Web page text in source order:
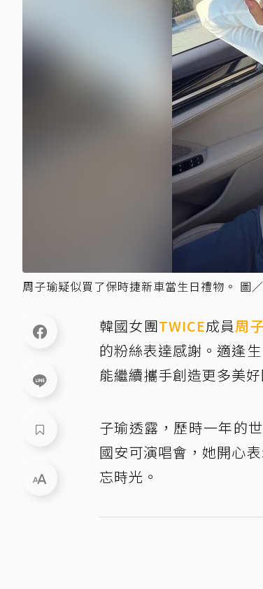
周子瑜疑似買了保時捷新車當生日禮物。 圖
韓國女團TWICE成員周
的粉絲表達感謝。適逢
能繼續攜手創造更多美
子瑜透露，歷時一年的
國安可演唱會，她開心
忘時光。